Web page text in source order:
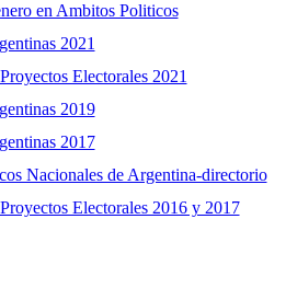
en Ambitos Politicos
2021
Electorales 2021
2019
2017
Nacionales de Argentina-directorio
Electorales 2016 y 2017